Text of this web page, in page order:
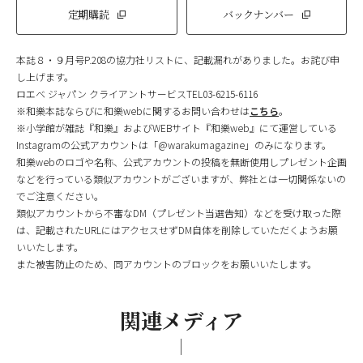
定期購読 バックナンバー
本誌８・９月号P.208の協力社リストに、記載漏れがありました。お詫び申
し上げます。
ロエベ ジャパン クライアントサービスTEL03-6215-6116
※和樂本誌ならびに和樂webに関するお問い合わせはこちら。
※小学館が雑誌『和樂』およびWEBサイト『和樂web』にて運営している
Instagramの公式アカウントは「@warakumagazine」のみになります。
和樂webのロゴや名称、公式アカウントの投稿を無断使用しプレゼント企画
などを行っている類似アカウントがございますが、弊社とは一切関係ないの
でご注意ください。
類似アカウントから不審なDM（プレゼント当選告知）などを受け取った際
は、記載されたURLにはアクセスせずDM自体を削除していただくようお願
いいたします。
また被害防止のため、同アカウントのブロックをお願いいたします。
関連メディア